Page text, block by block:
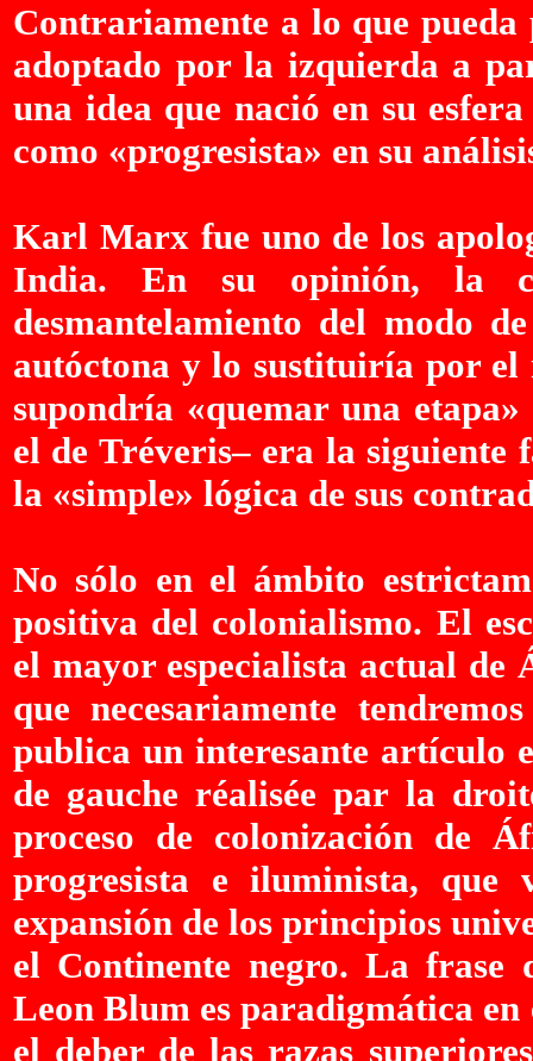
Contrariamente a lo que
adoptado por la izquierda a
una idea que nació en su
como «progresista» en su
Karl Marx fue uno de los
India. En su opinión, la
desmantelamiento del modo
autóctona y lo sustituiría por el
supondría «quemar una
el de Tréveris– era la siguiente
la «simple» lógica de sus
No sólo en el ámbito
positiva del colonialismo. El
el mayor especialista actual
que necesariamente
publica un interesante artículo
de gauche réalisée par la
proceso de colonización de
progresista e iluminista, que
expansión de los principios
el Continente negro. La frase
Leon Blum es paradigmática
el deber de las razas